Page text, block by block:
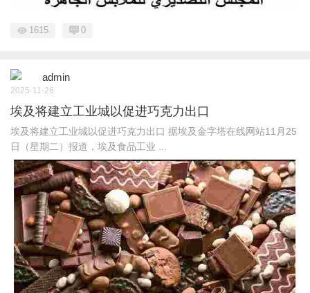
1615 0
admin
2025-11-26
埃及将建立工业城以促进巧克力出口
埃及将建立工业城以促进巧克力出口 据埃及金字塔在线网站11月25
日（星期二）报道，埃及食品工业 ...